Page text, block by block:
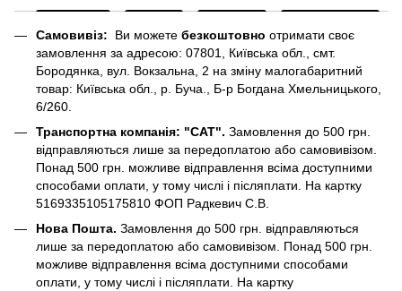
Самовивіз: Ви можете безкоштовно отримати своє
замовлення за адресою: 07801, Київська обл., смт.
Бородянка, вул. Вокзальна, 2 на зміну малогабаритний
товар: Київська обл., р. Буча., Б-р Богдана Хмельницького,
6/260.
Транспортна компанія: "САТ". Замовлення до 500 грн.
відправляються лише за передоплатою або самовивізом.
Понад 500 грн. можливе відправлення всіма доступними
способами оплати, у тому числі і післяплати. На картку
5169335105175810 ФОП Радкевич С.В.
Нова Пошта. Замовлення до 500 грн. відправляються
лише за передоплатою або самовивізом. Понад 500 грн.
можливе відправлення всіма доступними способами
оплати, у тому числі і післяплати. На картку